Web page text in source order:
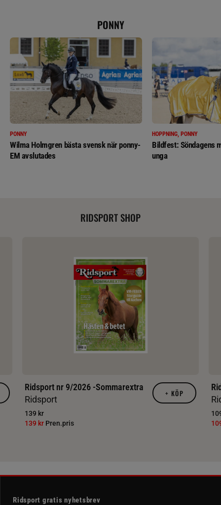
PONNY
PONNY
Wilma Holmgren bästa svensk när ponny-
EM avslutades
HOPPNING, PONNY
Bildfest: Söndagens
unga
RIDSPORT SHOP
Ridsport nr 9/2026 -Sommarextra
Ridsport
139 kr
139 kr Pren.pris
+ KÖP
Ridsport gratis nyhetsbrev